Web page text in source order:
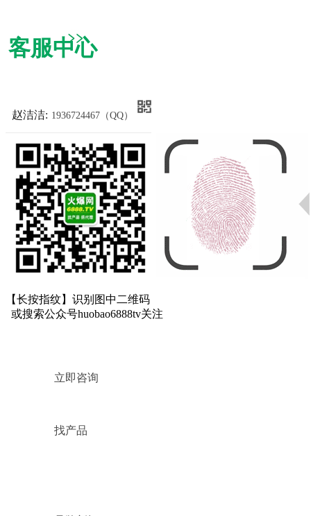
客服中心
赵洁洁: 1936724467（QQ）
【长按指纹】 识别图中二维码
或搜索公众号huobao6888tv关注
立即咨询
找产品